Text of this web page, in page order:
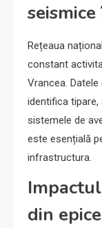
Rețeaua
constant
Vrancea.
identifica
sistemele de
este esențială
infrastructura.
din